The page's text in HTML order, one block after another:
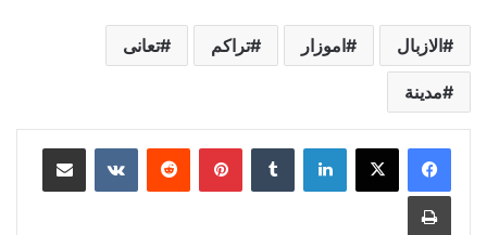
الازبال اموزار تراكم تعانى
مدينة
لينكدإن بينتيريست مشاركة عبر البريد
طباعة